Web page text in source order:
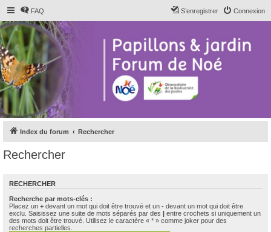
FAQ Connexion
S’enregistrer
Index du forum Rechercher
Rechercher
RECHERCHER
Recherche par mots-clés :
Placez un + devant un mot qui doit être trouvé et un - devant un mot qui doit être
exclu. Saisissez une suite de mots séparés par des | entre crochets si uniquement un
des mots doit être trouvé. Utilisez le caractère « * » comme joker pour des
recherches partielles.